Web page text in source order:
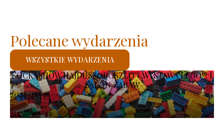
KOCKASHOW HAJDÚSZOBOSZLÓ – WYSTAWA LEGO® I
SALON ZABAW
2026-07-11
-
2026-08-23
Polecane wydarzenia
WSZYSTKIE WYDARZENIA